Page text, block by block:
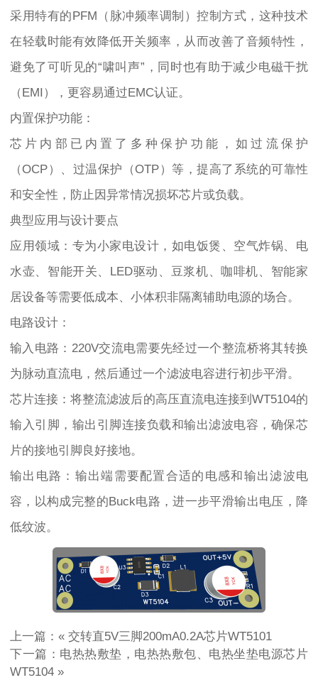
采用特有的PFM（脉冲频率调制）控制方式，这种技术
在轻载时能有效降低开关频率，从而改善了音频特性，
避免了可听见的“啸叫声”，同时也有助于减少电磁干扰
（EMI），更容易通过EMC认证。
内置保护功能：
芯片内部已内置了多种保护功能，如过流保护
（OCP）、过温保护（OTP）等，提高了系统的可靠性
和安全性，防止因异常情况损坏芯片或负载。
典型应用与设计要点
应用领域：专为小家电设计，如电饭煲、空气炸锅、电
水壶、智能开关、LED驱动、豆浆机、咖啡机、智能家
居设备等需要低成本、小体积非隔离辅助电源的场合。
电路设计：
输入电路：220V交流电需要先经过一个整流桥将其转换
为脉动直流电，然后通过一个滤波电容进行初步平滑。
芯片连接：将整流滤波后的高压直流电连接到WT5104的
输入引脚，输出引脚连接负载和输出滤波电容，确保芯
片的接地引脚良好接地。
输出电路：输出端需要配置合适的电感和输出滤波电
容，以构成完整的Buck电路，进一步平滑输出电压，降
低纹波。
上一篇：« 交转直5V三脚200mA0.2A芯片WT5101
下一篇： 电热热敷垫，电热热敷包、电热坐垫电源芯片
WT5104 »